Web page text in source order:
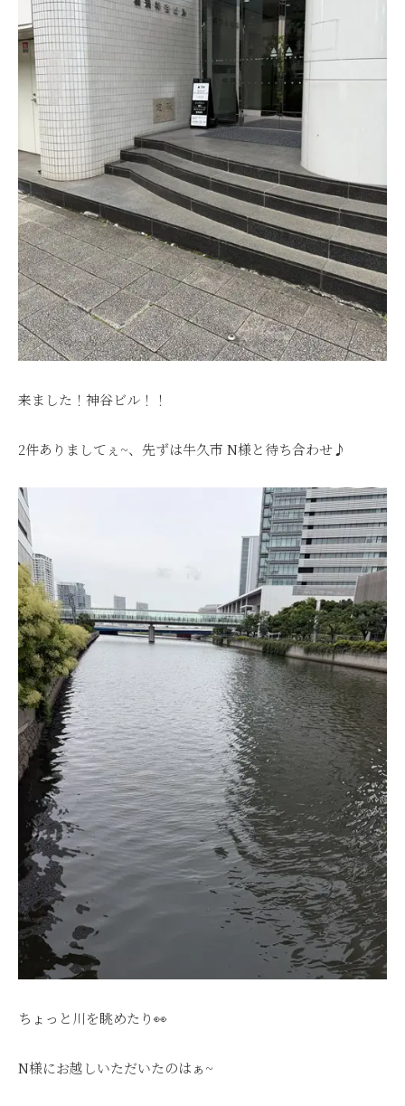
来ました！神谷ビル！！
2件ありましてぇ~、先ずは牛久市 N様と待ち合わせ♪
ちょっと川を眺めたり👀
N様にお越しいただいたのはぁ~